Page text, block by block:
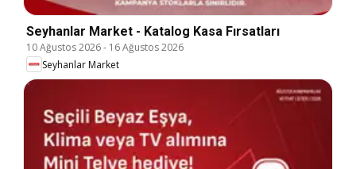
Seyhanlar Market - Katalog Kasa Fırsatları
10 Ağustos 2026- 16 Ağustos 2026
Seyhanlar Market